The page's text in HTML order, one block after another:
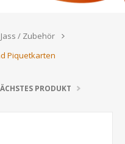
Jass / Zubehör
Piquetkarten
PRODUKT